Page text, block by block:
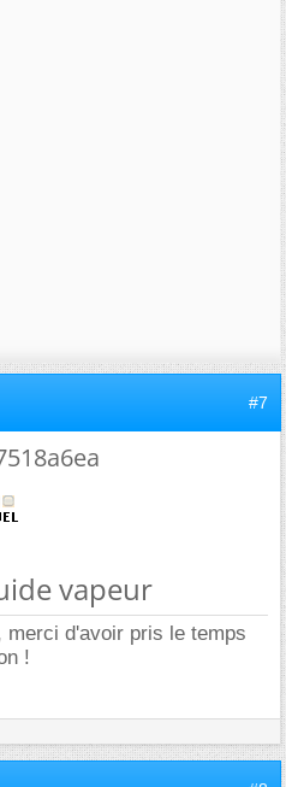
#7
vapeur
d'avoir pris le temps
!